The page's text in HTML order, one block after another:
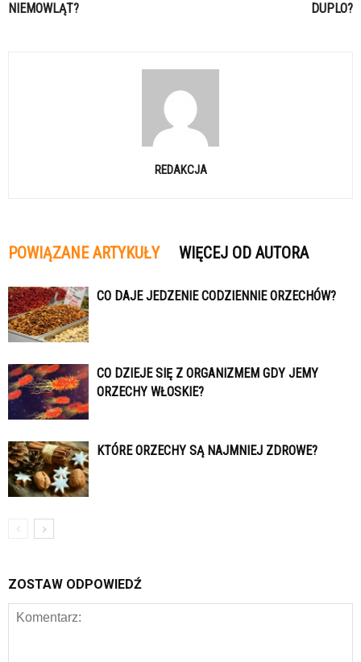
NIEMOWLĄT?
DUPLO?
REDAKCJA
POWIĄZANE ARTYKUŁY WIĘCEJ OD AUTORA
CO DAJE JEDZENIE CODZIENNIE ORZECHÓW?
CO DZIEJE SIĘ Z ORGANIZMEM GDY JEMY
ORZECHY WŁOSKIE?
KTÓRE ORZECHY SĄ NAJMNIEJ ZDROWE?
ZOSTAW ODPOWIEDŹ